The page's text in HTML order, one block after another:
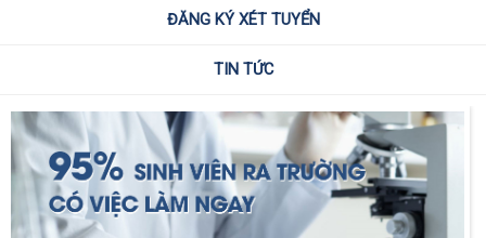
ĐĂNG KÝ XÉT TUYỂN
TIN TỨC